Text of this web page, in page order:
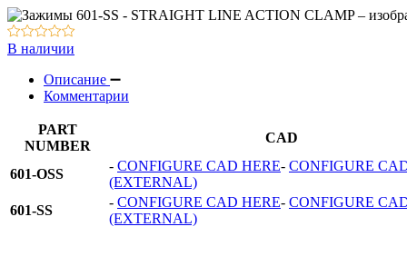
Оборудование для смазки и обдува
В наличии
Описание
Комментарии
PART
NUMBER
CAD
601-OSS
- CONFIGURE CAD HERE- CONFIGURE
(EXTERNAL)
601-SS
- CONFIGURE CAD HERE- CONFIGURE
(EXTERNAL)